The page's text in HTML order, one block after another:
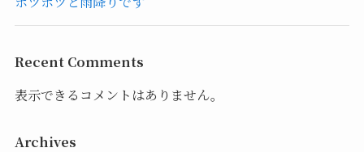
Recent Comments
表示できるコメントはありません。
Archives